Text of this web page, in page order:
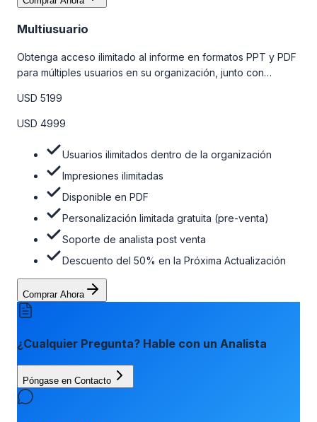
Multiusuario
Obtenga acceso ilimitado al informe en formatos PPT y PDF
para múltiples usuarios en su organización, junto con
venta, el soporte post-venta de nuestros analistas y una
opción de actualización gratuita del informe dentro de 180
la tabla de precios a continuación.
USD 5199
USD 4999
Usuarios ilimitados dentro de la organización
Impresiones ilimitadas
Disponible en PDF
Personalización limitada gratuita (pre-venta)
Soporte de analista post venta
Descuento del 50% en la Próxima Actualización
Comprar Ahora
¿Cualquier Pregunta? Hable con un Analista
Póngase en Contacto